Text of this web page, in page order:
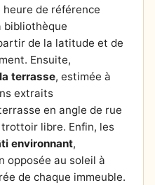
heure de référence
bibliothèque
de la latitude et de
Ensuite,
terrasse, estimée à
extraits
en angle de rue
libre. Enfin, les
environnant,
opposée au soleil à
de chaque immeuble.